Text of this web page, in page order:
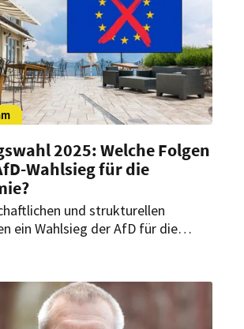
2025: Welche Folgen
Wahlsieg für die
und strukturellen
ein Wahlsieg der AfD für die
und langfristige
auf Restaurants, Hotels und den